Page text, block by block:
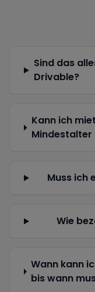
Sind das
Drivable?
Kann ich
Mindestalter
Muss ich
Wie
Wann kann
bis wann